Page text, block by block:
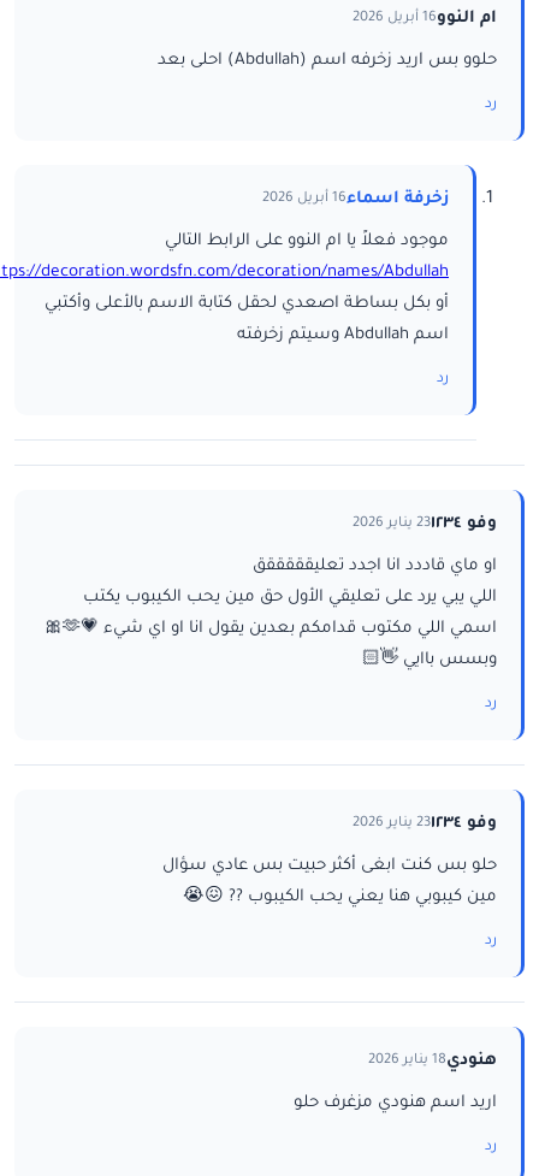
ام النوو16 أبريل 2026
حلوو بس اريد زخرفه اسم (Abdullah) احلى بعد
رد
زخرفة اسماء16 أبريل 2026
موجود فعلاً يا ام النوو على الرابط التالي
decoration.wordsfn.com/decoration/names/Abdullah/
أو بكل بساطة اصعدي لحقل كتابة الاسم بالأعلى وأكتبي
اسم Abdullah وسيتم زخرفته
رد
وفو ١٢٣٤ 23 يناير 2026
او ماي قاددد انا اجدد تعليقققققق
اللي يبي يرد على تعليقي الأول حق مين يحب الكيبوب يكتب
اسمي اللي مكتوب قدامكم بعدين يقول انا او اي شيء 💗🫶🎀
وبسس باايي 👋🏻
رد
وفو ١٢٣٤ 23 يناير 2026
حلو بس كنت ابغى أكثر حبيت بس عادي سؤال
مين كيبوبي هنا يعني يحب الكيبوب ?? 😖😭
رد
هنودي18 يناير 2026
اريد اسم هنودي مزغرف حلو
رد